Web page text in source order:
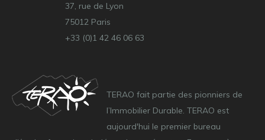
37, rue de Lyon
75012 Paris
+33 (0)1 42 46 06 63
TERAO fait partie des pionniers de
l’Immobilier Durable. TERAO est
aujourd'hui le premier bureau